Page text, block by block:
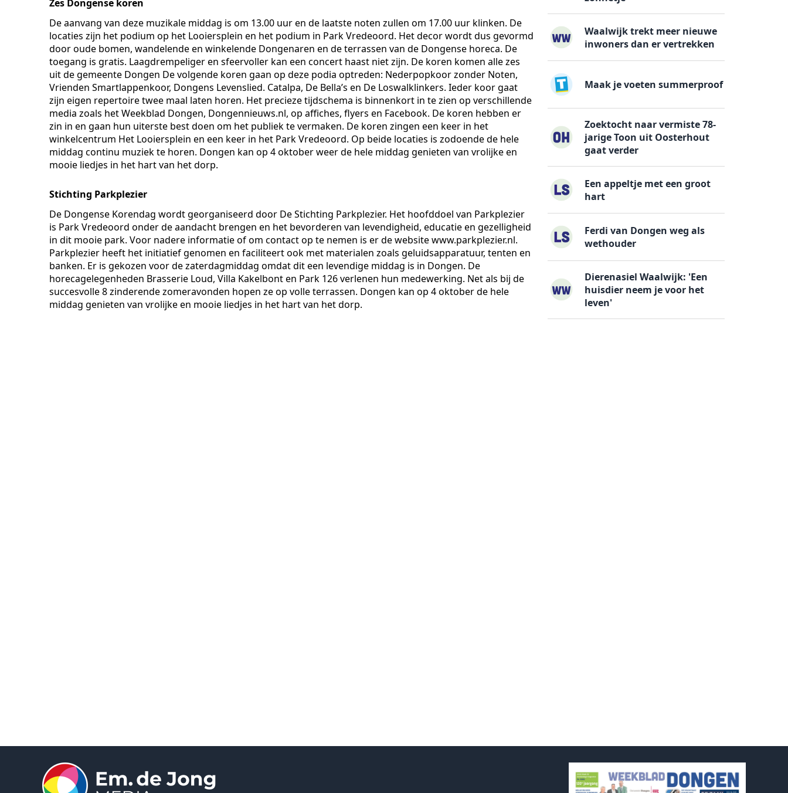
Zes Dongense koren
De aanvang van deze muzikale middag is om 13.00 uur en de laatste noten zullen om 17.00 uur klinken. De
locaties zijn het podium op het Looiersplein en het podium in Park Vredeoord. Het decor wordt dus gevormd
door oude bomen, wandelende en winkelende Dongenaren en de terrassen van de Dongense horeca. De
toegang is gratis. Laagdrempeliger en sfeervoller kan een concert haast niet zijn. De koren komen alle zes
uit de gemeente Dongen De volgende koren gaan op deze podia optreden: Nederpopkoor zonder Noten,
Vrienden Smartlappenkoor, Dongens Levenslied. Catalpa, De Bella’s en De Loswalklinkers. Ieder koor gaat
zijn eigen repertoire twee maal laten horen. Het precieze tijdschema is binnenkort in te zien op verschillende
media zoals het Weekblad Dongen, Dongennieuws.nl, op affiches, flyers en Facebook. De koren hebben er
zin in en gaan hun uiterste best doen om het publiek te vermaken. De koren zingen een keer in het
winkelcentrum Het Looiersplein en een keer in het Park Vredeoord. Op beide locaties is zodoende de hele
middag continu muziek te horen. Dongen kan op 4 oktober weer de hele middag genieten van vrolijke en
mooie liedjes in het hart van het dorp.
Stichting Parkplezier
De Dongense Korendag wordt georganiseerd door De Stichting Parkplezier. Het hoofddoel van Parkplezier
is Park Vredeoord onder de aandacht brengen en het bevorderen van levendigheid, educatie en gezelligheid
in dit mooie park. Voor nadere informatie of om contact op te nemen is er de website www.parkplezier.nl.
Parkplezier heeft het initiatief genomen en faciliteert ook met materialen zoals geluidsapparatuur, tenten en
banken. Er is gekozen voor de zaterdagmiddag omdat dit een levendige middag is in Dongen. De
horecagelegenheden Brasserie Loud, Villa Kakelbont en Park 126 verlenen hun medewerking. Net als bij de
succesvolle 8 zinderende zomeravonden hopen ze op volle terrassen. Dongen kan op 4 oktober de hele
middag genieten van vrolijke en mooie liedjes in het hart van het dorp.
Waalwijk trekt meer nieuwe
inwoners dan er vertrekken
Maak je voeten summerproof
Zoektocht naar vermiste 78-
jarige Toon uit Oosterhout
gaat verder
Een appeltje met een groot
hart
Ferdi van Dongen weg als
wethouder
Dierenasiel Waalwijk: 'Een
huisdier neem je voor het
leven'